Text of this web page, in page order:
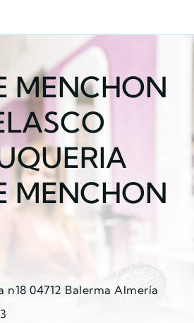
MENCHON
MENCHON
n18 04712 Balerma Almería